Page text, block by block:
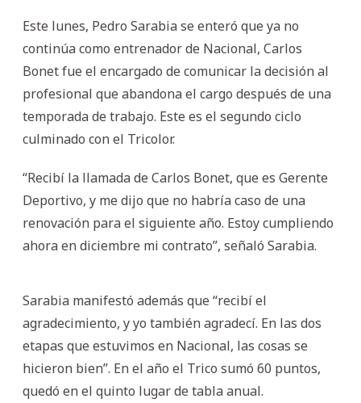
Este lunes, Pedro Sarabia se enteró que ya no
continúa como entrenador de Nacional, Carlos
Bonet fue el encargado de comunicar la decisión al
profesional que abandona el cargo después de una
temporada de trabajo. Este es el segundo ciclo
culminado con el Tricolor.
“Recibí la llamada de Carlos Bonet, que es Gerente
Deportivo, y me dijo que no habría caso de una
renovación para el siguiente año. Estoy cumpliendo
ahora en diciembre mi contrato”, señaló Sarabia.
Sarabia manifestó además que “recibí el
agradecimiento, y yo también agradecí. En las dos
etapas que estuvimos en Nacional, las cosas se
hicieron bien”. En el año el Trico sumó 60 puntos,
quedó en el quinto lugar de tabla anual.